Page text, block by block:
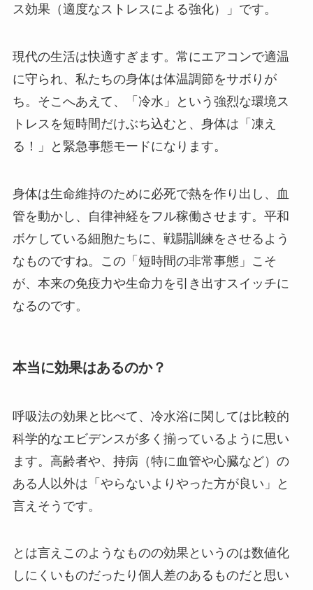
ス効果（適度なストレスによる強化）」です。
現代の生活は快適すぎます。常にエアコンで適温
に守られ、私たちの身体は体温調節をサボりが
ち。そこへあえて、「冷水」という強烈な環境ス
トレスを短時間だけぶち込むと、身体は「凍え
る！」と緊急事態モードになります。
身体は生命維持のために必死で熱を作り出し、血
管を動かし、自律神経をフル稼働させます。平和
ボケしている細胞たちに、戦闘訓練をさせるよう
なものですね。この「短時間の非常事態」こそ
が、本来の免疫力や生命力を引き出すスイッチに
なるのです。
本当に効果はあるのか？
呼吸法の効果と比べて、冷水浴に関しては比較的
科学的なエビデンスが多く揃っているように思い
ます。高齢者や、持病（特に血管や心臓など）の
ある人以外は「やらないよりやった方が良い」と
言えそうです。
とは言えこのようなものの効果というのは数値化
しにくいものだったり個人差のあるものだと思い